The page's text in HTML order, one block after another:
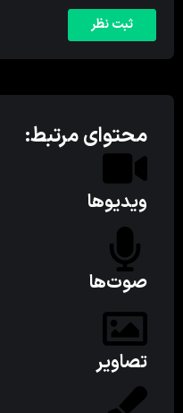
محتوای مرتبط:
ویدیوها
صوت‌ها
تصاویر